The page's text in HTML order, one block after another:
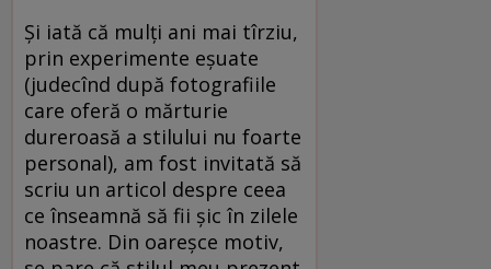
Și iată că mulți ani mai tîrziu,
prin experimente eșuate
(judecînd după fotografiile
care oferă o mărturie
dureroasă a stilului nu foarte
personal), am fost invitată să
scriu un articol despre ceea
ce înseamnă să fii șic în zilele
noastre. Din oareșce motiv,